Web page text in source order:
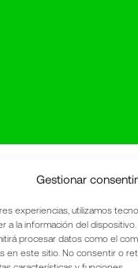
Gestionar
experiencias, utilizamos
a la información del
procesar datos como el
en este sitio. No consentir o